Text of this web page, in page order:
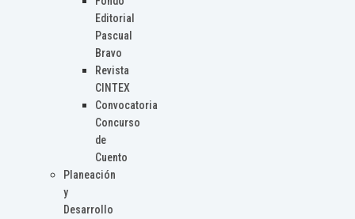
Editorial
Pascual
Bravo
Revista
CINTEX
Convocatoria
Concurso
de
Cuento
Planeación
y
Desarrollo